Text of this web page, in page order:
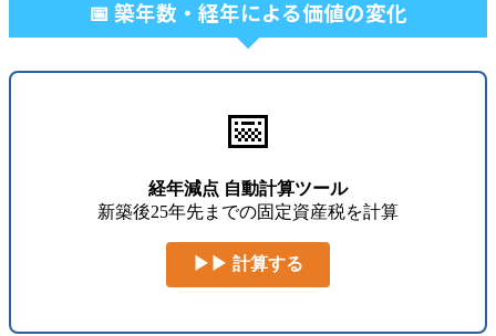
📅 築年数・経年による価値の変化
📅
経年減点 自動計算ツール
新築後25年先までの固定資産税を計算
▶▶ 計算する